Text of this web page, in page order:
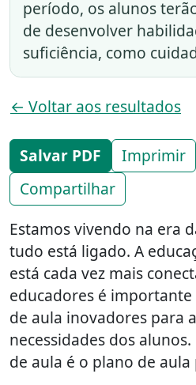
período, os alunos
de desenvolver
suficiência, como
← Voltar aos resultados
Salvar PDF Imprimir
Compartilhar
Estamos vivendo na era
tudo está ligado. A
está cada vez mais
educadores é
de aula inovadores para
necessidades dos
de aula é o plano de